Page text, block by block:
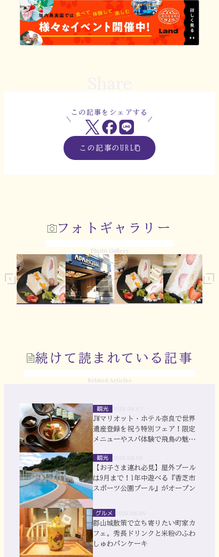
この記事をシェアする
この記事のURL
フォトギャラリー
Photo Gallery
続けて読まれている記事
Related Articles
観光
JWマリオット・ホテル奈良で世界
遺産登録を祝う特別フェア！限定
メニューやスパ体験で飛鳥の魅力
観光
【お子さま連れ必見】屋外プール
は9月まで！1年中遊べる『香芝市
スポーツ公園プール』がオープン
グルメ
郡山城散策で立ち寄りたい町家カ
フェ。秀長ドリンクと米粉のふわ
しゅわパンケーキ